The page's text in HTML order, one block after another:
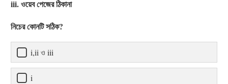
iii. ওয়েব পেজের ঠিকানা
নিচের কোনটি সঠিক?
i,ii ও iii
i